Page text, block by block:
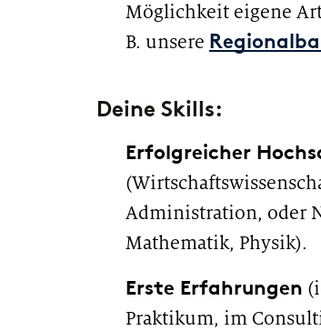
Möglichkeit eigene
B. unsere
Deine Skills:
Erfolgreicher
Administration, oder
Mathematik, Physik).
Erste Erfahrungen
Praktikum, im